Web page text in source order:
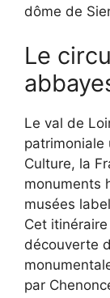
dôme de
Le
Le val de
patrimoniale
Culture, la
monuments
musées
Cet
découverte
par